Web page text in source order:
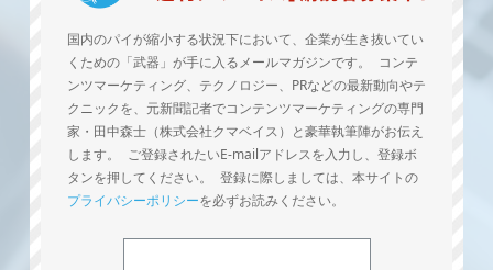
国内のパイが縮小する状況下において、企業が生き抜いてい
くための「武器」が手に入るメールマガジンです。 コンテ
ンツマーケティング、テクノロジー、PRなどの最新動向やテ
クニックを、元新聞記者でコンテンツマーケティングの専門
家・田中森士（株式会社クマベイス）と豪華執筆陣がお伝え
します。 ご登録されたいE-mailアドレスを入力し、登録ボ
タンを押してください。 登録に際しましては、本サイトの
プライバシーポリシーを必ずお読みください。